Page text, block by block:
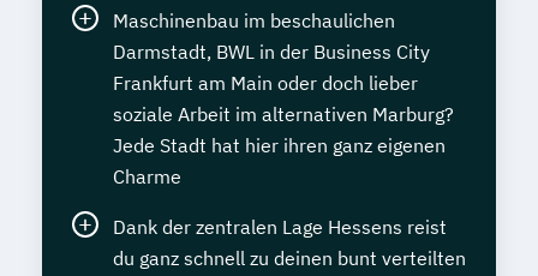
Maschinenbau im beschaulichen
Darmstadt, BWL in der Business City
Frankfurt am Main oder doch lieber
soziale Arbeit im alternativen Marburg?
Jede Stadt hat hier ihren ganz eigenen
Charme
Dank der zentralen Lage Hessens reist
du ganz schnell zu deinen bunt verteilten